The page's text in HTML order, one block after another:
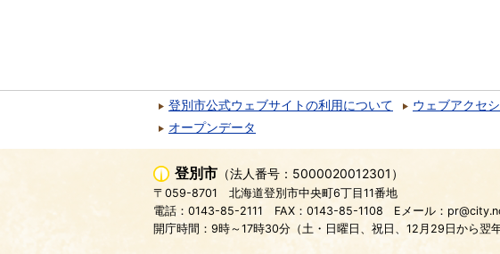
登別市公式ウェブサイトの利用について ウェブアクセ
オープンデータ
登別市 （法人番号：5000020012301）
〒059-8701
北海道登別市中央町6丁目11番地
電話：0143-85-2111
FAX：0143-85-1108 Eメール：
開庁時間：9時～17時30分（土・日曜日、祝日、12月29日から翌